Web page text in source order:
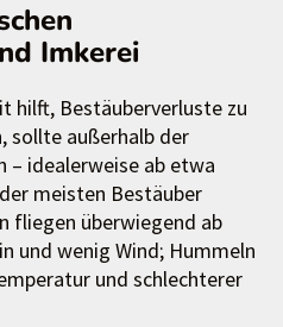
Imkerei
hilft, Bestäuberverluste zu
sollte außerhalb der
– idealerweise ab etwa
meisten Bestäuber
fliegen überwiegend ab
und wenig Wind; Hummeln
und schlechterer